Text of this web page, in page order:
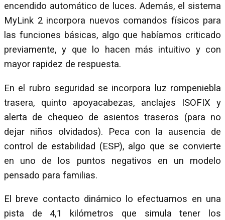
encendido automático de luces. Además, el sistema
MyLink 2 incorpora nuevos comandos físicos para
las funciones básicas, algo que habíamos criticado
previamente, y que lo hacen más intuitivo y con
mayor rapidez de respuesta.
En el rubro seguridad se incorpora luz rompeniebla
trasera, quinto apoyacabezas, anclajes ISOFIX y
alerta de chequeo de asientos traseros (para no
dejar niños olvidados). Peca con la ausencia de
control de estabilidad (ESP), algo que se convierte
en uno de los puntos negativos en un modelo
pensado para familias.
El breve contacto dinámico lo efectuamos en una
pista de 4,1 kilómetros que simula tener los